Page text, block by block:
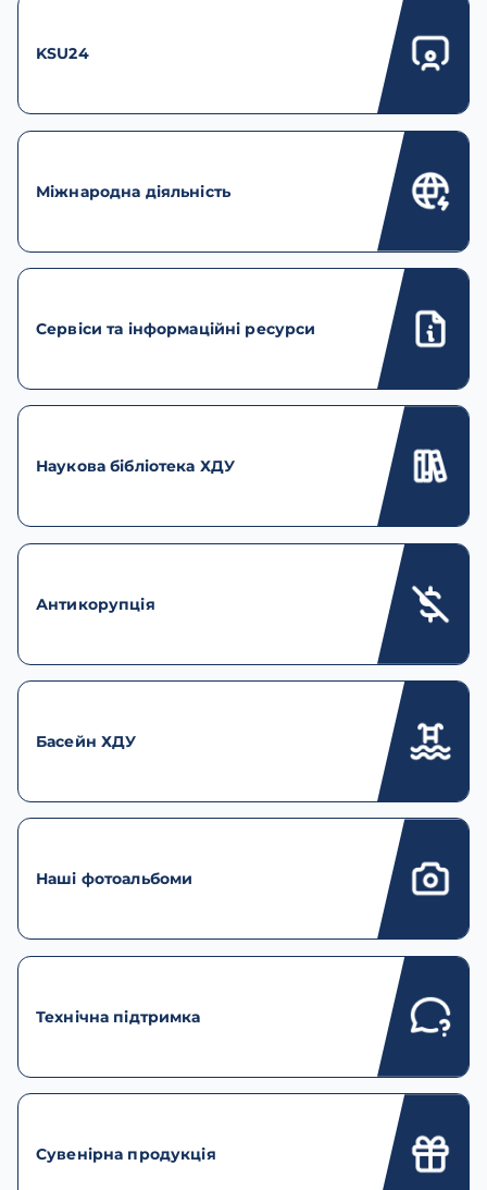
KSU24
Міжнародна діяльність
Сервіси та інформаційні ресурси
Наукова бібліотека ХДУ
Антикорупція
Басейн ХДУ
Наші фотоальбоми
Технічна підтримка
Сувенірна продукція